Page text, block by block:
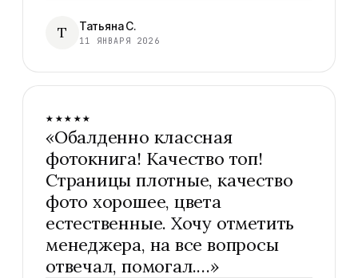
Т Татьяна С.
11 ЯНВАРЯ 2026
★★★★★
«Обалденно классная
фотокнига! Качество топ!
Страницы плотные, качество
фото хорошее, цвета
естественные. Хочу отметить
менеджера, на все вопросы
отвечал, помогал.…»